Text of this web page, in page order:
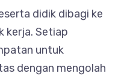
didik dibagi ke
kerja. Setiap
untuk
dengan mengolah